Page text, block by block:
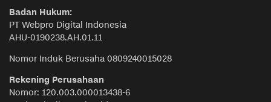
Badan Hukum:
PT Webpro Digital Indonesia
AHU-0190238.AH.01.11
Nomor Induk Berusaha 0809240015028
Rekening Perusahaan
Nomor: 120.003.000013438-6